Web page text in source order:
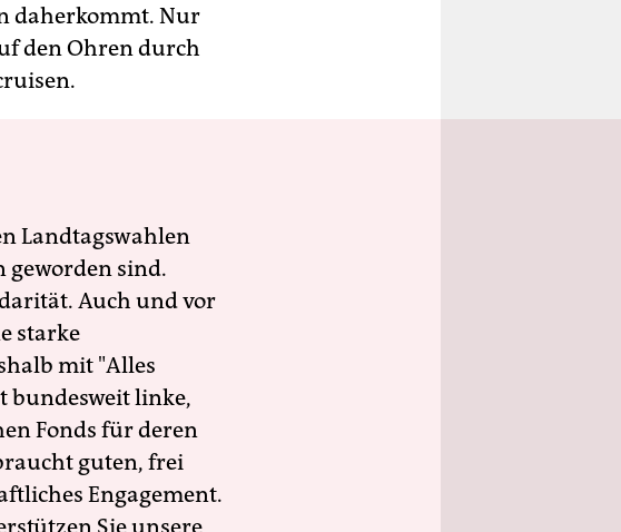
daherkommt. Nur
den Ohren durch
Landtagswahlen
geworden sind.
Auch und vor
starke
mit "Alles
bundesweit linke,
Fonds für deren
guten, frei
Engagement.
Sie unsere